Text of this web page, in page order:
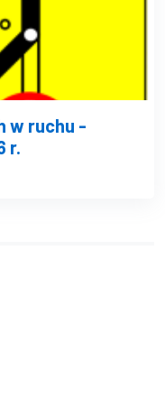
w ruchu -
r.